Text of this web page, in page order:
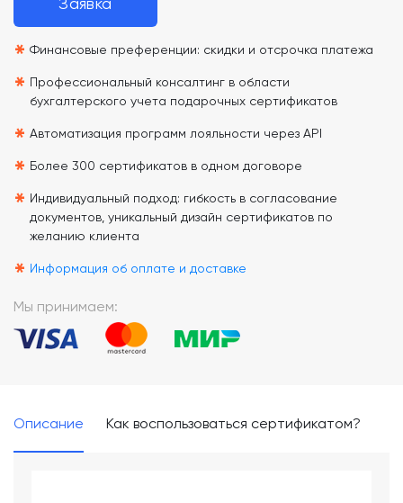
* Финансовые преференции: скидки и отсрочка платежа
* Профессиональный консалтинг в области
бухгалтерского учета подарочных сертификатов
* Автоматизация программ лояльности через API
* Более 300 сертификатов в одном договоре
* Индивидуальный подход: гибкость в согласование
документов, уникальный дизайн сертификатов по
желанию клиента
* Информация об оплате и доставке
Мы принимаем:
Описание Как воспользоваться сертификатом?